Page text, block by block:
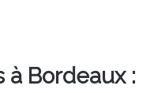
à Bordeaux :